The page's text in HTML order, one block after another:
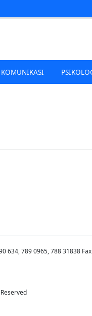
634, 789 0965, 788 31838